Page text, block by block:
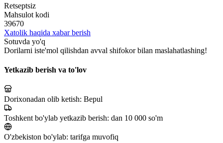
Retseptsiz
Mahsulot kodi
39670
Xatolik haqida xabar berish
Sotuvda yo'q
Dorilarni iste'mol qilishdan avval shifokor bilan maslahatlashing!
Yetkazib berish va to'lov
Dorixonadan olib ketish: Bepul
Toshkent bo'ylab yetkazib berish: dan 10 000 so'm
O'zbekiston bo'ylab: tarifga muvofiq